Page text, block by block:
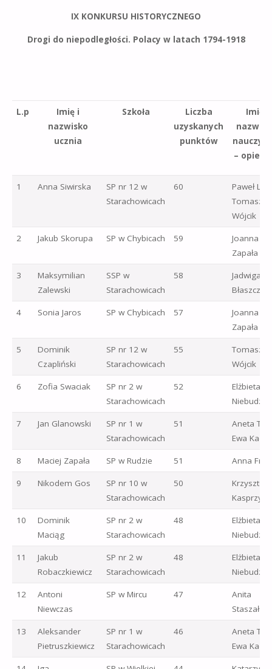
IX KONKURSU HISTORYCZNEGO
Drogi do niepodległości. Polacy w latach 1794-1918
L.p
Imię i
nazwisko
ucznia
Szkoła
Liczba
uzyskanych
punktów
Imię i
–
1 Anna Siwirska
SP nr 12 w
Starachowicach
60
Paweł
Tomasz
Wójcik
2 Jakub Skorupa SP w Chybicach 59
Joanna
Zapała
3
Maksymilian
Zalewski
SSP w
Starachowicach
58
Jadwiga
Błaszczyk
4 Sonia Jaros SP w Chybicach 57
Joanna
Zapała
5
Dominik
Czapliński
SP nr 12 w
Starachowicach
55
Tomasz
Wójcik
6 Zofia Swaciak
SP nr 2 w
Starachowicach
52
Elżbieta
7 Jan Glanowski
SP nr 1 w
Starachowicach
51
Aneta
Ewa
8 Maciej Zapała SP w Rudzie 51 Anna
9 Nikodem Gos
SP nr 10 w
Starachowicach
50
Krzysztof
Kasprzyk
10
Dominik
Maciąg
SP nr 2 w
Starachowicach
48
Elżbieta
11
Jakub
Robaczkiewicz
SP nr 2 w
Starachowicach
48
Elżbieta
12
Antoni
Niewczas
SP w Mircu 47
Anita
Staszałek
13
Aleksander
Pietruszkiewicz
SP nr 1 w
Starachowicach
46
Aneta
Ewa